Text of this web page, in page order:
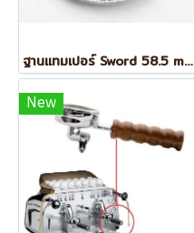
ฐานแทมเปอร์ Sword 58.5 mm (Waffle)
New